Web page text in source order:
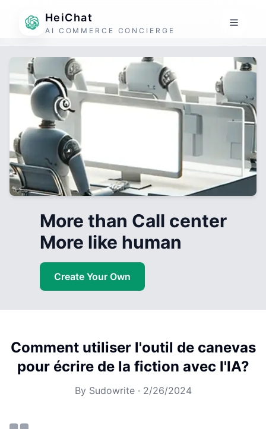
HeiChat
AI COMMERCE CONCIERGE
More than Call center
More like human
Create Your Own
Comment utiliser l'outil de canevas
pour écrire de la fiction avec l'IA?
By Sudowrite· 2/26/2024